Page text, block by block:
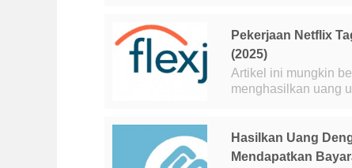
Pekerjaan Netflix
(2025)
Artikel ini mungkin
menghasilkan uang untuk info
Hasilkan Uang
Mendapatkan